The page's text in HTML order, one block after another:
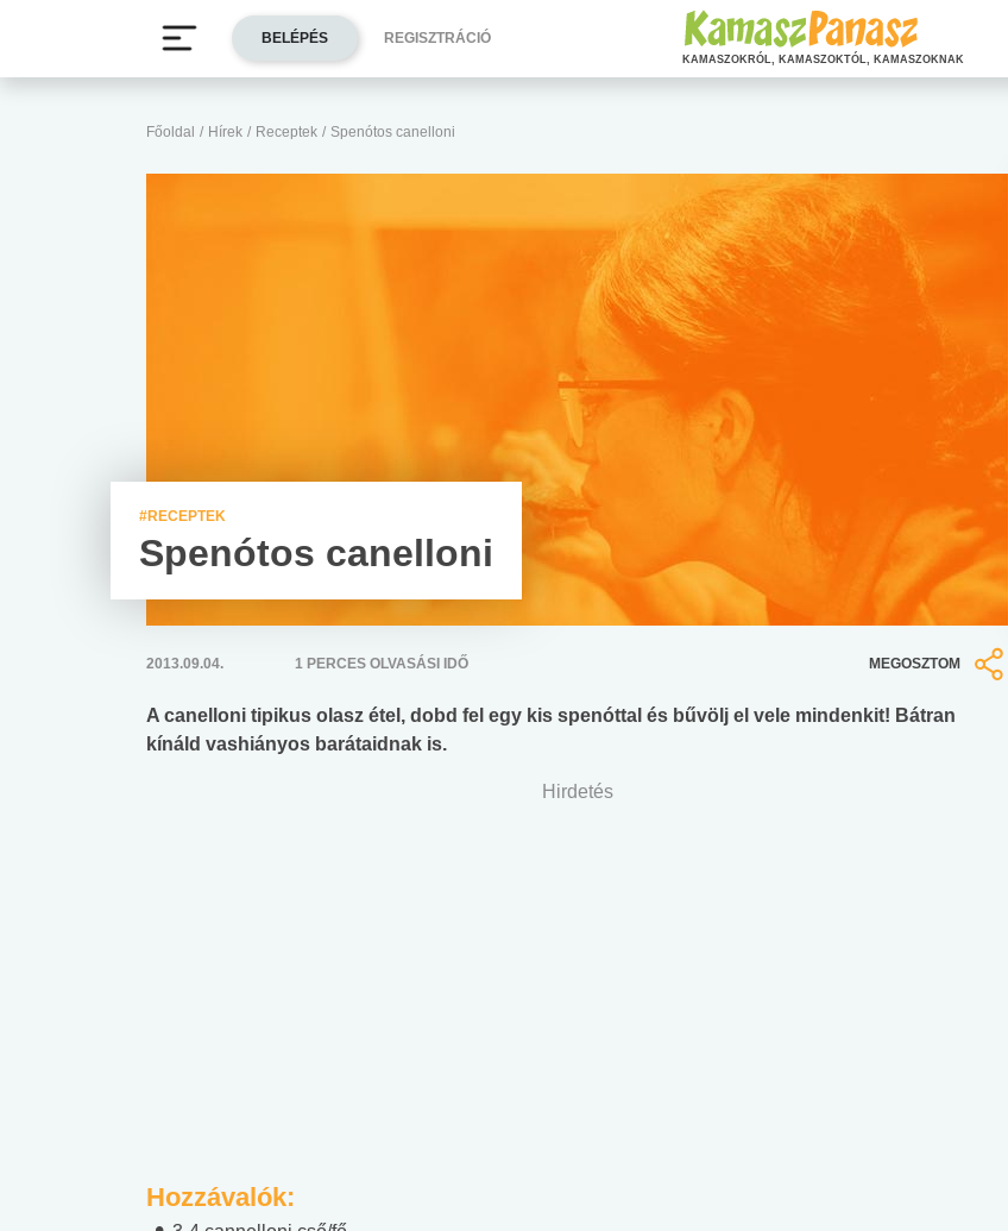
Főoldal / Hírek / Receptek / Spenótos canelloni
#RECEPTEK
Spenótos canelloni
2013.09.04. 1 PERCES OLVASÁSI IDŐ MEGOSZTOM
A canelloni tipikus olasz étel, dobd fel egy kis spenóttal és bűvölj el vele mindenkit! Bátran
kínáld vashiányos barátaidnak is.
Hirdetés
Hozzávalók:
BELÉPÉS REGISZTRÁCIÓ
KAMASZOKRÓL, KAMASZOKTÓL, KAMASZOKNAK